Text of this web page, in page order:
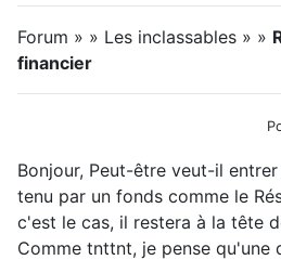
Forum » » Les inclassables » »
financier
Bonjour, Peut-être veut-il
tenu par un fonds comme le
c'est le cas, il restera à la tête
Comme tnttnt, je pense qu'une